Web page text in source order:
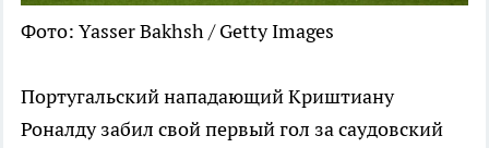
Фото: Yasser Bakhsh / Getty Images
Португальский нападающий Криштиану
Роналду забил свой первый гол за саудовский